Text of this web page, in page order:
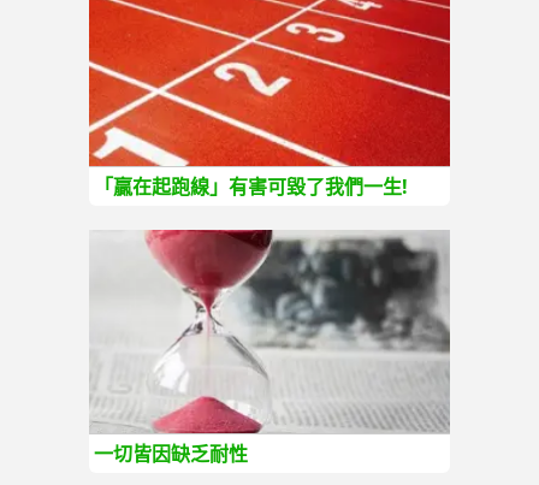
「贏在起跑線」有害可毀了我們一生!
一切皆因缺乏耐性